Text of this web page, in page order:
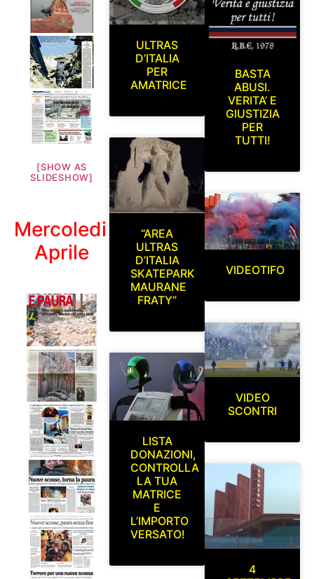
[SHOW AS
SLIDESHOW]
Mercoledi 8
Aprile
ULTRAS
D’ITALIA
PER
AMATRICE
“AREA
ULTRAS
D’ITALIA
SKATEPARK
MAURANE
FRATY”
LISTA
DONAZIONI,
CONTROLLA
LA TUA
MATRICE
E
L’IMPORTO
VERSATO!
BASTA
ABUSI.
VERITA’ E
GIUSTIZIA
PER
TUTTI!
VIDEOTIFO
VIDEO
SCONTRI
4